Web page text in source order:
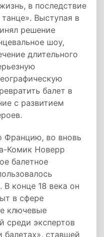
в последствие
Выступая в
решение
шоу,
длительного
балет в
с развитием
Францию, во вновь
Комик Новерр
балетное
конце 18 века он
в сфере
ключевые
среди экспертов
балетах», ставшей